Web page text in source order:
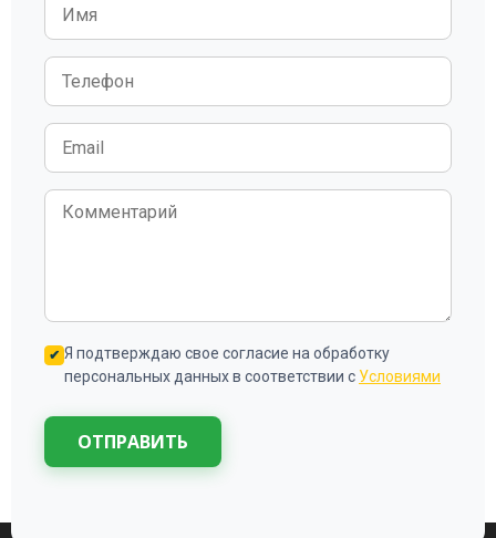
Я подтверждаю свое согласие на обработку
персональных данных в соответствии с Условиями
ОТПРАВИТЬ